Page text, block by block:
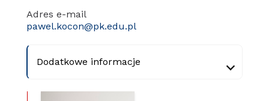
Adres e-mail
pawel.kocon@pk.edu.pl
Dodatkowe informacje